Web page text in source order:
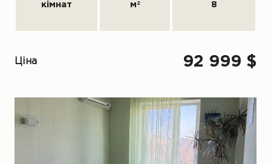
кімнат м 2 8
Ціна 92 999 $